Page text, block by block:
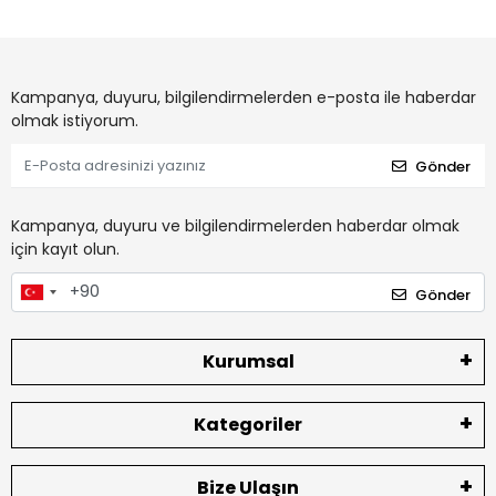
Kampanya, duyuru, bilgilendirmelerden e-posta ile haberdar
olmak istiyorum.
Gönder
Kampanya, duyuru ve bilgilendirmelerden haberdar olmak
için kayıt olun.
Gönder
Kurumsal
Kategoriler
Bize Ulaşın